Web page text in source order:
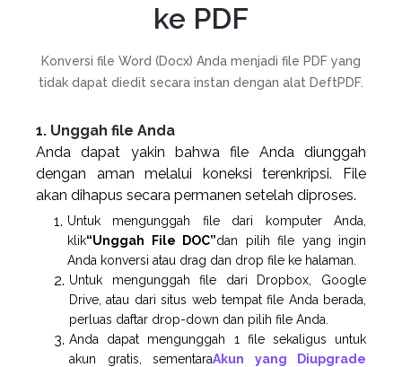
ke PDF
Konversi file Word (Docx) Anda menjadi file PDF yang
tidak dapat diedit secara instan dengan alat DeftPDF.
1. Unggah file Anda
Anda dapat yakin bahwa file Anda diunggah
dengan aman melalui koneksi terenkripsi. File
akan dihapus secara permanen setelah diproses.
Untuk mengunggah file dari komputer Anda,
klik“Unggah File DOC”dan pilih file yang ingin
Anda konversi atau drag dan drop file ke halaman.
Untuk mengunggah file dari Dropbox, Google
Drive, atau dari situs web tempat file Anda berada,
perluas daftar drop-down dan pilih file Anda.
Anda dapat mengunggah 1 file sekaligus untuk
akun gratis, sementaraAkun yang Diupgrade